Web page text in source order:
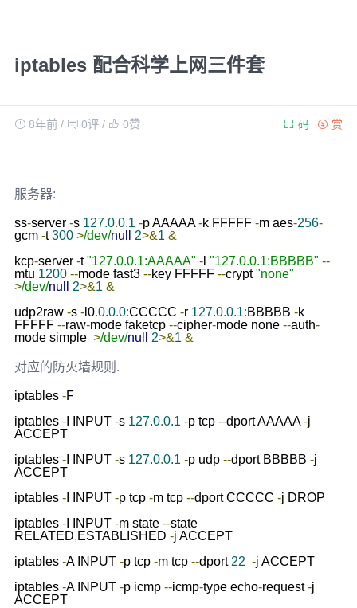
iptables 配合科学上网三件套
8年前/ 0评/ 0赞 赏
码
服务器:
ss-server -s 127.0.0.1 -p AAAAA -k FFFFF -m aes-256-
gcm -t 300 >/dev/null 2>&1 &
kcp-server -t "127.0.0.1:AAAAA" -l "127.0.0.1:BBBBB" --
mtu 1200 --mode fast3 --key FFFFF --crypt "none"
>/dev/null 2>&1 &
udp2raw -s -l0.0.0.0:CCCCC -r 127.0.0.1:BBBBB -k
FFFFF --raw-mode faketcp --cipher-mode none --auth-
mode simple >/dev/null 2>&1 &
对应的防火墙规则.
iptables -F
iptables -I INPUT -s 127.0.0.1 -p tcp --dport AAAAA -j
ACCEPT
iptables -I INPUT -s 127.0.0.1 -p udp --dport BBBBB -j
ACCEPT
iptables -I INPUT -p tcp -m tcp --dport CCCCC -j DROP
iptables -I INPUT -m state --state
RELATED,ESTABLISHED -j ACCEPT
iptables -A INPUT -p tcp -m tcp --dport 22 -j ACCEPT
iptables -A INPUT -p icmp --icmp-type echo-request -j
ACCEPT